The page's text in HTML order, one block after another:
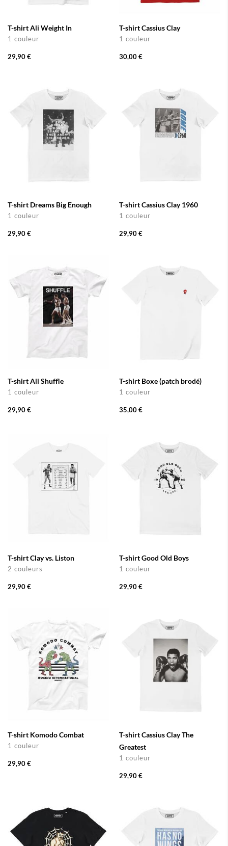
T-shirt Ali Weight In
1 couleur
29,90 €
T-shirt Cassius Clay
1 couleur
30,00 €
T-shirt Dreams Big Enough
1 couleur
29,90 €
T-shirt Cassius Clay 1960
1 couleur
29,90 €
T-shirt Ali Shuffle
1 couleur
29,90 €
T-shirt Boxe (patch brodé)
1 couleur
35,00 €
T-shirt Clay vs. Liston
2 couleurs
29,90 €
T-shirt Good Old Boys
1 couleur
29,90 €
T-shirt Komodo Combat
1 couleur
29,90 €
T-shirt Cassius Clay The
Greatest
1 couleur
29,90 €